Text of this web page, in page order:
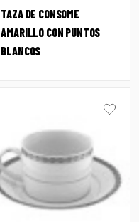
TAZA DE CONSOME
AMARILLO CON PUNTOS
BLANCOS